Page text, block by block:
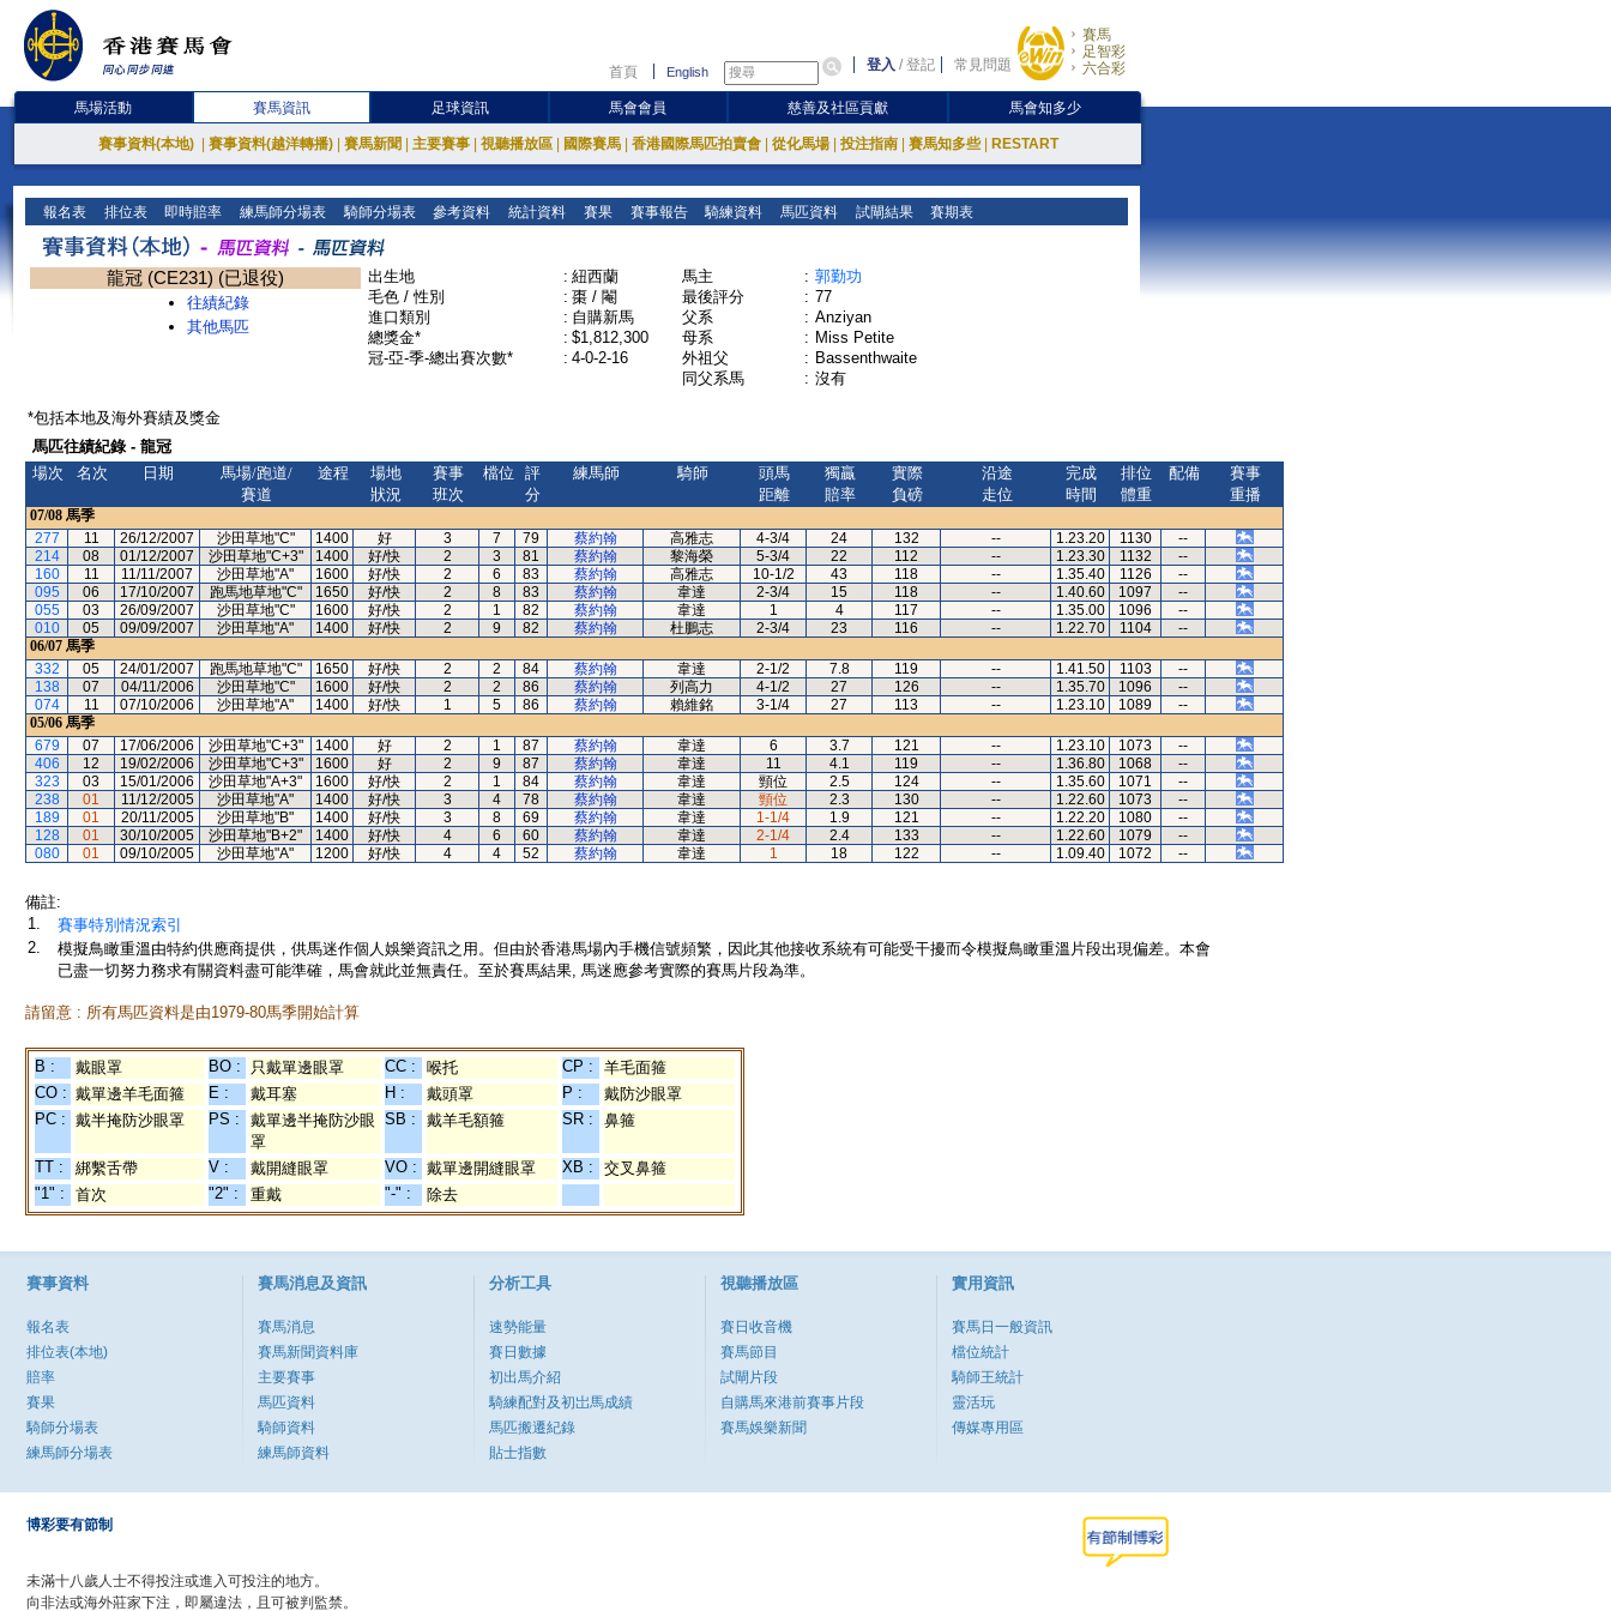
首頁 English 登入 /登記 常見問題
賽馬
足智彩
六合彩
馬場活動 賽馬資訊 足球資訊 馬會會員 慈善及社區貢獻 馬會知多少
賽事資料(本地) 賽事資料(越洋轉播) 賽馬新聞 主要賽事 視聽播放區 國際賽馬 香港國際馬匹拍賣會 從化馬場 投注指南 賽馬知多些 RESTART
報名表 排位表 即時賠率 練馬師分場表 騎師分場表 參考資料 統計資料 賽果 賽事報告 騎練資料 馬匹資料 試閘結果 賽期表
龍冠 (CE231) (已退役)
往績紀錄
其他馬匹
出生地 : 紐西蘭
毛色 / 性別
: 棗 / 閹
進口類別
: 自購新馬
總獎金*
: $1,812,300
冠-亞-季-總出賽次數*
: 4-0-2-16
馬主 : 郭勤功
最後評分
: 77
父系
: Anziyan
母系
: Miss Petite
外祖父
: Bassenthwaite
同父系馬
: 沒有
*包括本地及海外賽績及獎金
馬匹往績紀錄 - 龍冠
場次
名次 日期
馬場/跑道/
賽道
途程
場地
狀況
賽事
班次
檔位
評
分
練馬師 騎師
頭馬
距離
獨贏
賠率
實際
負磅
沿途
走位
完成
時間
排位
體重
配備
賽事
重播
07/08 馬季
277
11 26/12/2007 沙田草地"C" 1400 好 3 7 79 蔡約翰 高雅志 4-3/4 24 132 -- 1.23.20 1130
--
214
08 01/12/2007 沙田草地"C+3" 1400 好/快 2 3 81 蔡約翰 黎海榮 5-3/4 22 112 -- 1.23.30 1132
--
160
11 11/11/2007 沙田草地"A" 1600 好/快 2 6 83 蔡約翰 高雅志 10-1/2 43 118 -- 1.35.40 1126
--
095
06 17/10/2007 跑馬地草地"C" 1650 好/快 2 8 83 蔡約翰 韋達 2-3/4 15 118 -- 1.40.60 1097
--
055
03 26/09/2007 沙田草地"C" 1600 好/快 2 1 82 蔡約翰 韋達 1 4 117 -- 1.35.00 1096
--
010
05 09/09/2007 沙田草地"A" 1400 好/快 2 9 82 蔡約翰 杜鵬志 2-3/4 23 116 -- 1.22.70 1104
--
06/07 馬季
332
05 24/01/2007 跑馬地草地"C" 1650 好/快 2 2 84 蔡約翰 韋達 2-1/2 7.8 119 -- 1.41.50 1103
--
138
07 04/11/2006 沙田草地"C" 1600 好/快 2 2 86 蔡約翰 列高力 4-1/2 27 126 -- 1.35.70 1096
--
074
11 07/10/2006 沙田草地"A" 1400 好/快 1 5 86 蔡約翰 賴維銘 3-1/4 27 113 -- 1.23.10 1089
--
05/06 馬季
679
07 17/06/2006 沙田草地"C+3" 1400 好 2 1 87 蔡約翰 韋達 6 3.7 121 -- 1.23.10 1073
--
406
12 19/02/2006 沙田草地"C+3" 1600 好 2 9 87 蔡約翰 韋達 11 4.1 119 -- 1.36.80 1068
--
323
03 15/01/2006 沙田草地"A+3" 1600 好/快 2 1 84 蔡約翰 韋達 頸位 2.5 124 -- 1.35.60 1071
--
238
01 11/12/2005 沙田草地"A" 1400 好/快 3 4 78 蔡約翰 韋達 頸位 2.3 130 -- 1.22.60 1073
--
189
01 20/11/2005 沙田草地"B" 1400 好/快 3 8 69 蔡約翰 韋達 1-1/4 1.9 121 -- 1.22.20 1080
--
128
01 30/10/2005 沙田草地"B+2" 1400 好/快 4 6 60 蔡約翰 韋達 2-1/4 2.4 133 -- 1.22.60 1079
--
080
01 09/10/2005 沙田草地"A" 1200 好/快 4 4 52 蔡約翰 韋達 1 18 122 -- 1.09.40 1072 --
備註:
1.
賽事特別情況索引
2.
模擬鳥瞰重溫由特約供應商提供，供馬迷作個人娛樂資訊之用。但由於香港馬場內手機信號頻繁，因此其他接收系統有可能受干擾而令模擬鳥瞰重溫片段出現偏差。本會
已盡一切努力務求有關資料盡可能準確，馬會就此並無責任。至於賽馬結果, 馬迷應參考實際的賽馬片段為準。
請留意 : 所有馬匹資料是由1979-80馬季開始計算
B : 戴眼罩 BO : 只戴單邊眼罩 CC : 喉托 CP :
羊毛面箍
CO : 戴單邊羊毛面箍 E : 戴耳塞 H : 戴頭罩 P :
戴防沙眼罩
PC : 戴半掩防沙眼罩 PS :
戴單邊半掩防沙眼
罩
SB : 戴羊毛額箍 SR : 鼻箍
TT : 綁繫舌帶 V : 戴開縫眼罩 VO : 戴單邊開縫眼罩 XB :
交叉鼻箍
"1" :
首次 "2" : 重戴 "-" : 除去
賽事資料
報名表
排位表(本地)
賠率
賽果
騎師分場表
練馬師分場表
賽馬消息及資訊
賽馬消息
賽馬新聞資料庫
主要賽事
馬匹資料
騎師資料
練馬師資料
分析工具
速勢能量
賽日數據
初出馬介紹
騎練配對及初岀馬成績
馬匹搬遷紀錄
貼士指數
視聽播放區
賽日收音機
賽馬節目
試閘片段
自購馬來港前賽事片段
賽馬娛樂新聞
實用資訊
賽馬日一般資訊
檔位統計
騎師王統計
靈活玩
傳媒專用區
博彩要有節制
未滿十八歲人士不得投注或進入可投注的地方。
向非法或海外莊家下注，即屬違法，且可被判監禁。